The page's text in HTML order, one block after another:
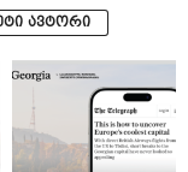
ავტორი